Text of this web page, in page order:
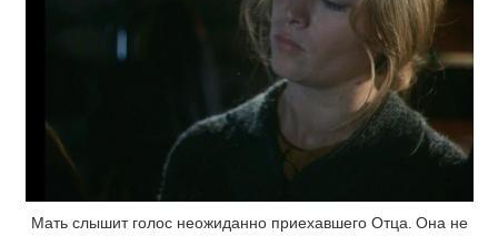
Мать слышит голос неожиданно приехавшего Отца. Она не